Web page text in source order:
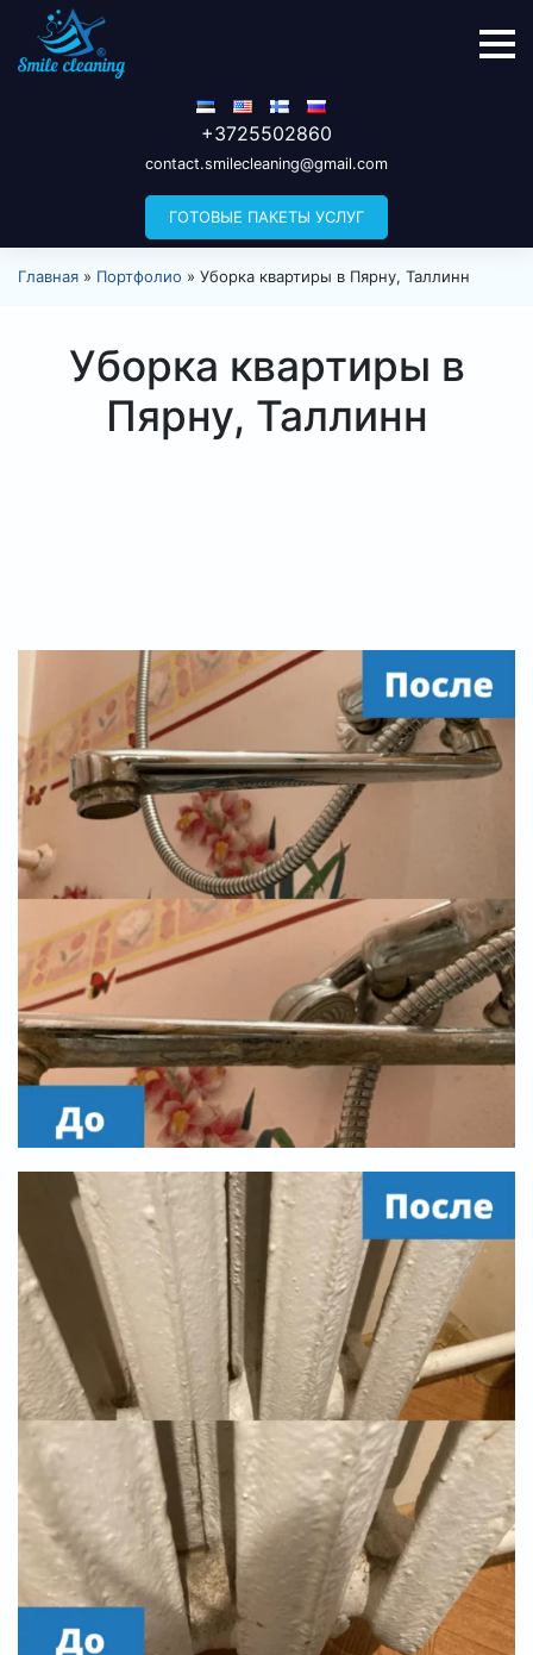
+3725502860
contact.smilecleaning@gmail.com
ГОТОВЫЕ ПАКЕТЫ УСЛУГ
Главная » Портфолио » Уборка квартиры в Пярну, Таллинн
Уборка квартиры в
Пярну, Таллинн